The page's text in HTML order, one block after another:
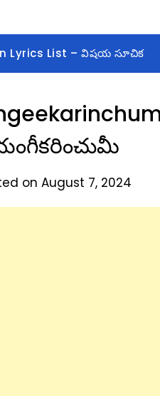
Lyrics List – విషయ సూచిక
on August 7, 2024